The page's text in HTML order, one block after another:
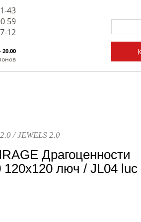
43
59
20.00
12
/ JEWELS 2.0
Драгоценности
120x120 люч / JL04 luc